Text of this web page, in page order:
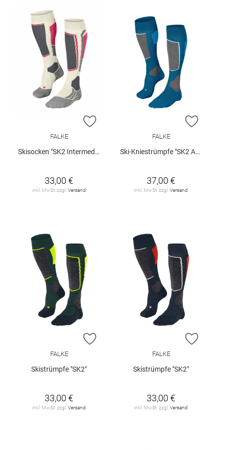
ZUR WUNSCHLISTE HINZUFÜGEN
FALKE
Skisocken "SK2 Intermediate"
33,00 €
inkl. MwSt. zzgl. Versand
ZUR
FALKE
Ski-Kniestrümpfe "SK2 Advanced"
37,00 €
inkl. MwSt. zzgl. Versand
ZUR WUNSCHLISTE HINZUFÜGEN
FALKE
Skistrümpfe "SK2"
33,00 €
inkl. MwSt. zzgl. Versand
ZUR
FALKE
Skistrümpfe "SK2"
33,00 €
inkl. MwSt. zzgl. Versand